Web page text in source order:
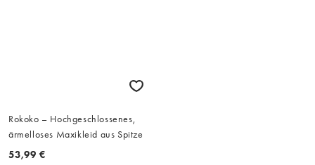
Rokoko – Hochgeschlossenes,
ärmelloses Maxikleid aus Spitze
53,99 €